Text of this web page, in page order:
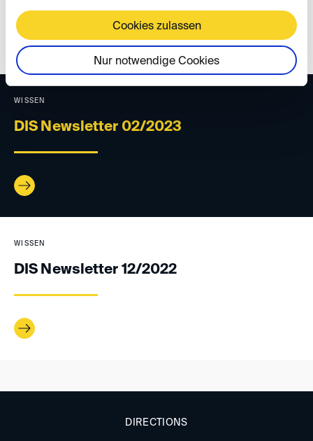
Cookies zulassen
Nur notwendige Cookies
WISSEN
DIS Newsletter 02/2023
WISSEN
DIS Newsletter 12/2022
DIRECTIONS